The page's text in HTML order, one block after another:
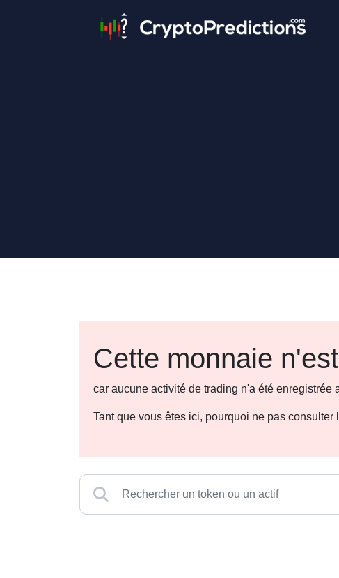
Cette monnaie
car aucune activité de trading n'a été
Tant que vous êtes ici, pourquoi ne pas